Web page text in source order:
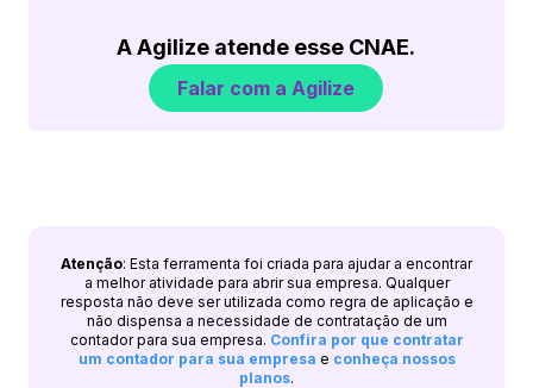
A Agilize atende esse CNAE.
Falar com a Agilize
Atenção: Esta ferramenta foi criada para ajudar a encontrar
a melhor atividade para abrir sua empresa. Qualquer
resposta não deve ser utilizada como regra de aplicação e
não dispensa a necessidade de contratação de um
contador para sua empresa. Confira por que contratar
um contador para sua empresa e conheça nossos
planos.